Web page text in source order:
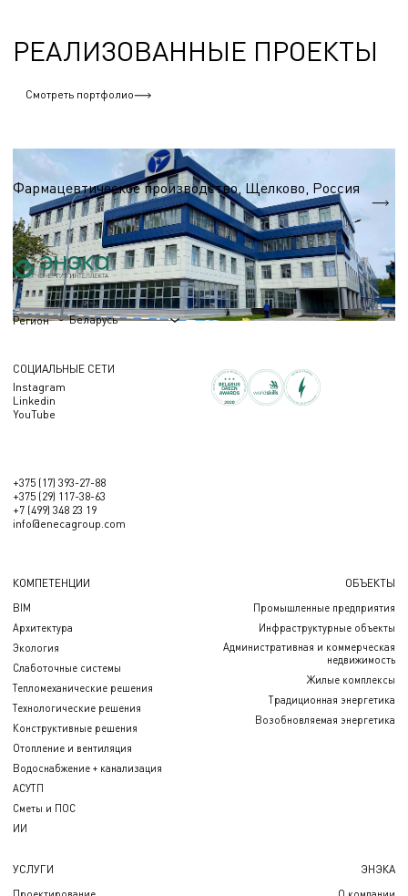
РЕАЛИЗОВАННЫЕ ПРОЕКТЫ
Смотреть портфолио
Фармацевтическая промышленность
Фармацевтическое производство, Щелково, Россия
S = 6 800 м.кв.
Регион Беларусь
СОЦИАЛЬНЫЕ СЕТИ
Instagram
Linkedin
YouTube
+375 (17) 393-27-88
+375 (29) 117-38-63
+7 (499) 348 23 19
info@enecagroup.com
КОМПЕТЕНЦИИ
BIM
Архитектура
Экология
Слаботочные системы
Тепломеханические решения
Технологические решения
Конструктивные решения
Отопление и вентиляция
Водоснабжение + канализация
АСУТП
Сметы и ПОС
ИИ
ОБЪЕКТЫ
Промышленные предприятия
Инфраструктурные объекты
Административная и коммерческая
недвижимость
Жилые комплексы
Традиционная энергетика
Возобновляемая энергетика
УСЛУГИ ЭНЭКА